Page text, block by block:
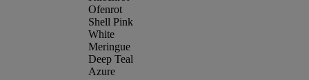
Ofenrot
Shell Pink
White
Meringue
Deep Teal
Azure